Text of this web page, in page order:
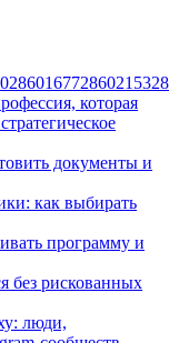
которая
документы и
как выбирать
программу и
без рискованных
люди,